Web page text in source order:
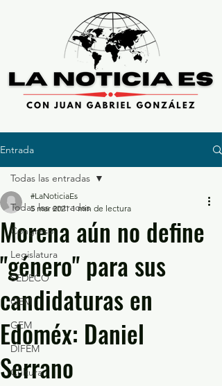
Entrada
Todas las entradas
Congreso
Legislatura
SEDECO
GEM
GEM
DIFEM
Cultura
Todas las entradas
Morena aún no define
"género" para sus
candidaturas en
Edoméx: Daniel
Serrano
#LaNoticiaEs
5 mar 2021 1 min de lectura